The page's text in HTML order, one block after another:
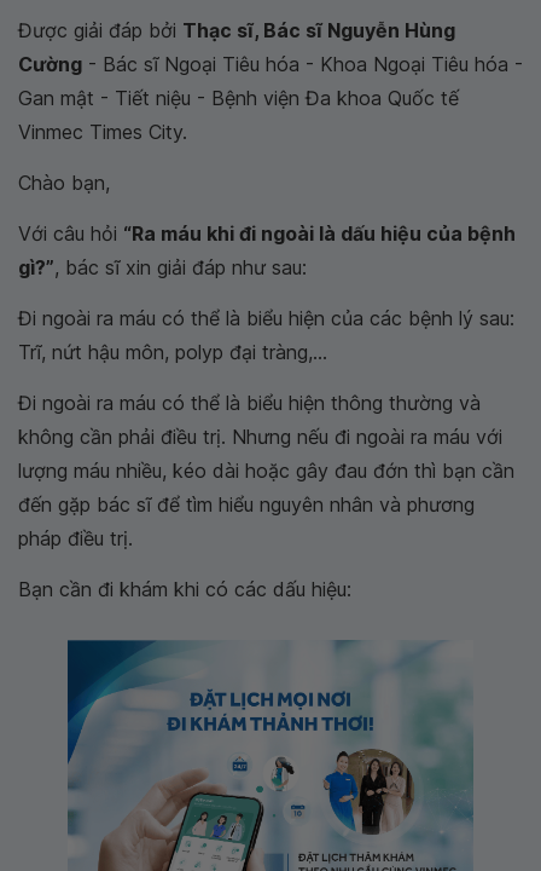
Được giải đáp bởi Thạc sĩ, Bác sĩ Nguyễn Hùng
Cường - Bác sĩ Ngoại Tiêu hóa - Khoa Ngoại Tiêu hóa -
Gan mật - Tiết niệu - Bệnh viện Đa khoa Quốc tế
Vinmec Times City.
Chào bạn,
Với câu hỏi “Ra máu khi đi ngoài là dấu hiệu của bệnh
gì?”, bác sĩ xin giải đáp như sau:
Đi ngoài ra máu có thể là biểu hiện của các bệnh lý sau:
Trĩ, nứt hậu môn, polyp đại tràng,...
Đi ngoài ra máu có thể là biểu hiện thông thường và
không cần phải điều trị. Nhưng nếu đi ngoài ra máu với
lượng máu nhiều, kéo dài hoặc gây đau đớn thì bạn cần
đến gặp bác sĩ để tìm hiểu nguyên nhân và phương
pháp điều trị.
Bạn cần đi khám khi có các dấu hiệu: